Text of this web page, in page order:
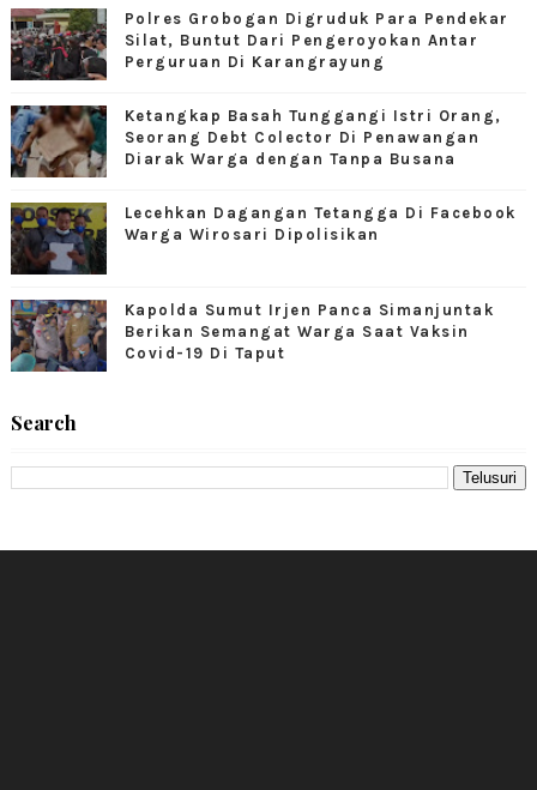
Polres Grobogan Digruduk Para Pendekar
Silat, Buntut Dari Pengeroyokan Antar
Perguruan Di Karangrayung
Ketangkap Basah Tunggangi Istri Orang,
Seorang Debt Colector Di Penawangan
Diarak Warga dengan Tanpa Busana
Lecehkan Dagangan Tetangga Di Facebook
Warga Wirosari Dipolisikan
Kapolda Sumut Irjen Panca Simanjuntak
Berikan Semangat Warga Saat Vaksin
Covid-19 Di Taput
Search